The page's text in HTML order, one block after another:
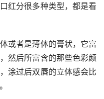
红分很多种类型，都是看
或者是薄体的膏状，它富
然后所富含的那些色彩颜
涂过后双唇的立体感会比